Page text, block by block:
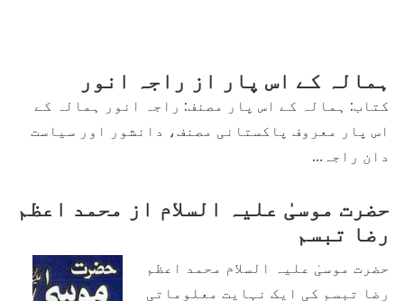
ہمالہ کے اس پار از راجہ انور
کتاب: ہمالہ کے اس پار مصنف: راجہ انور ہمالہ کے
اس پار معروف پاکستانی مصنف، دانشور اور سیاست
دان راجہ…
حضرت موسیٰ علیہ السلام از محمد اعظم
رضا تبسم
حضرت موسیٰ علیہ السلام محمد اعظم
رضا تبسم کی ایک نہایت معلوماتی